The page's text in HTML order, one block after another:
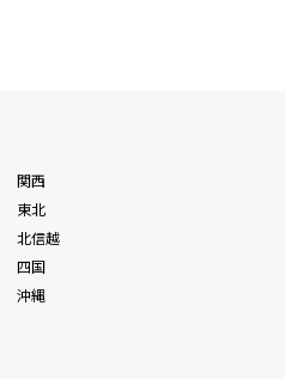
関西
東北
北信越
四国
沖縄